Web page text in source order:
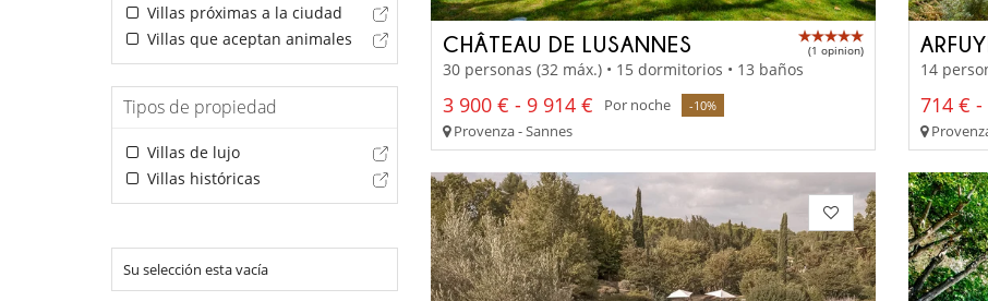
Villas próximas a la ciudad
Villas que aceptan animales
Tipos de propiedad
Villas de lujo
Villas históricas
Su selección esta vacía
CHÂTEAU DE LUSANNES (1 opinion)
30 personas (32 máx.) • 15 dormitorios • 13 baños
3 900 € - 9 914 € Por noche -10%
Provenza - Sannes
14
714 € -